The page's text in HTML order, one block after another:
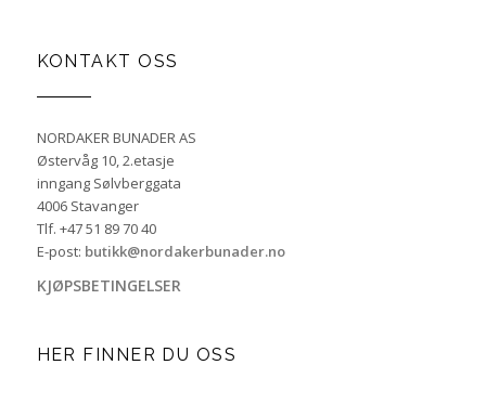
KONTAKT OSS
NORDAKER BUNADER AS
Østervåg 10, 2.etasje
inngang Sølvberggata
4006 Stavanger
Tlf. +47 51 89 70 40
E-post: butikk@nordakerbunader.no
KJØPSBETINGELSER
HER FINNER DU OSS